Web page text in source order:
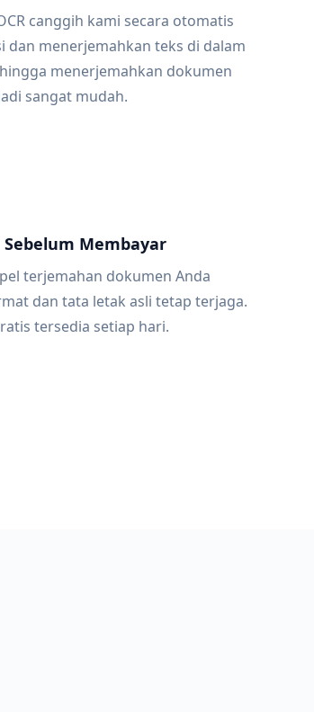
canggih kami secara otomatis
dan menerjemahkan teks di dalam
menerjemahkan dokumen
sangat mudah.
Membayar
terjemahan dokumen Anda
dan tata letak asli tetap terjaga.
tersedia setiap hari.